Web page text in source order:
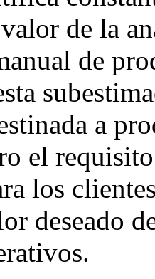
de la
de
a
el
los
deseado